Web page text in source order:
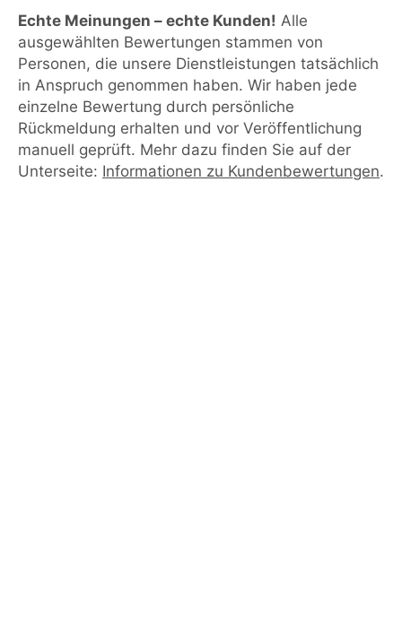
Echte Meinungen – echte Kunden! Alle
ausgewählten Bewertungen stammen von
Personen, die unsere Dienstleistungen tatsächlich
in Anspruch genommen haben. Wir haben jede
einzelne Bewertung durch persönliche
Rückmeldung erhalten und vor Veröffentlichung
manuell geprüft. Mehr dazu finden Sie auf der
Unterseite: Informationen zu Kundenbewertungen.